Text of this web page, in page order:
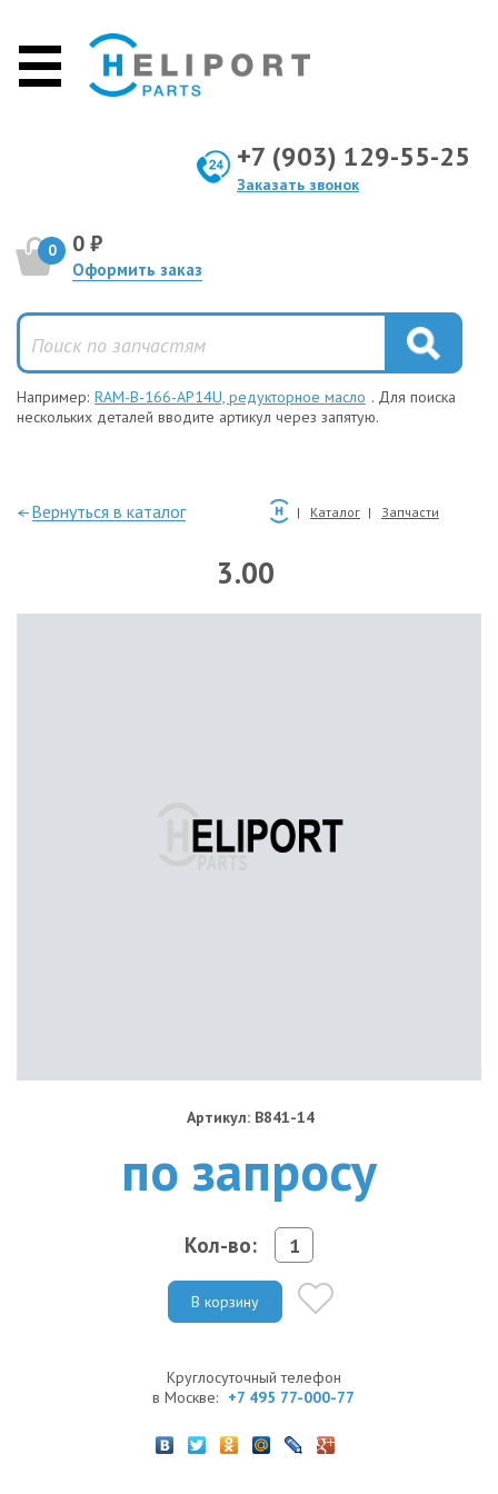
+7 (903) 129-55-25
Заказать звонок
0 0 ₽
Оформить заказ
Например: RAM-B-166-AP14U, редукторное масло . Для поиска
нескольких деталей вводите артикул через запятую.
—Вернуться в каталог Каталог Запчасти
3.00
Артикул: B841-14
по запросу
Кол-во:
В корзину
Круглосуточный телефон
в Москве: +7 495 77-000-77